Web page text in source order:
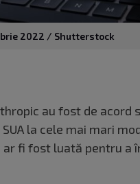
2022 / Shutterstock
au fost de acord
la cele mai mari
ar fi fost luată pentru a